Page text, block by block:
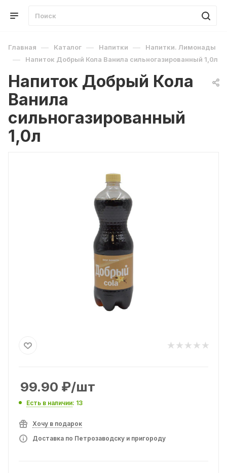
Главная — Каталог — Напитки — Напитки. Лимонады
— Напиток Добрый Кола Ванила сильногазированный 1,0л
Напиток Добрый Кола
Ванила
сильногазированный
1,0л
99.90 ₽/шт
Есть в наличии: 13
Хочу в подарок
Доставка по Петрозаводску и пригороду